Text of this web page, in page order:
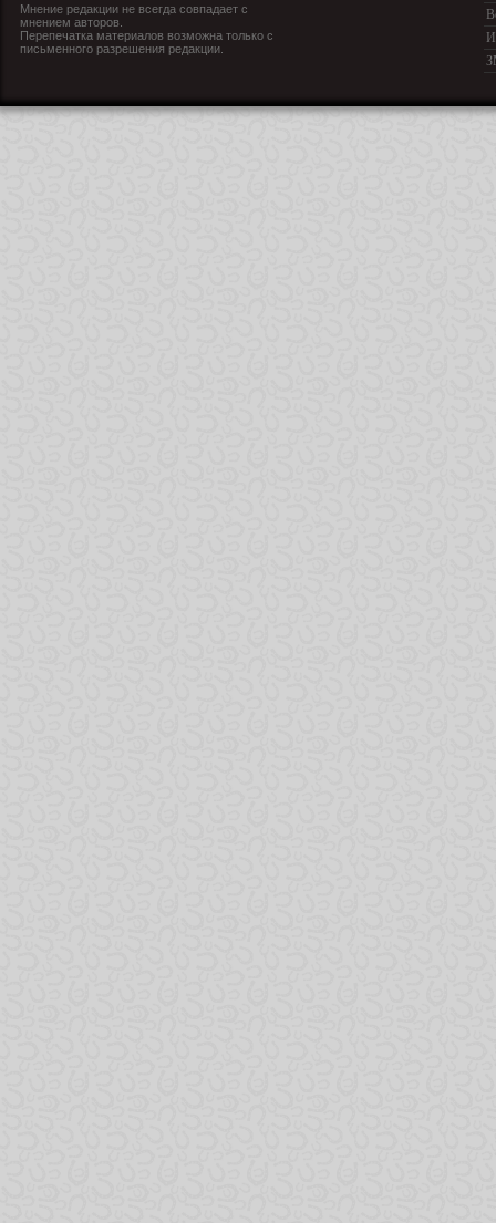
Мнение редакции не всегда совпадает с
мнением авторов.
Перепечатка материалов возможна только с
письменного разрешения редакции.